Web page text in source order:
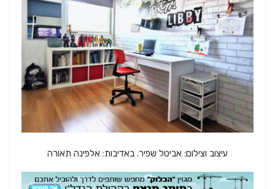
עיצוב וצילום: אביטל שפיר. באדיבות: אלפינה תאורה